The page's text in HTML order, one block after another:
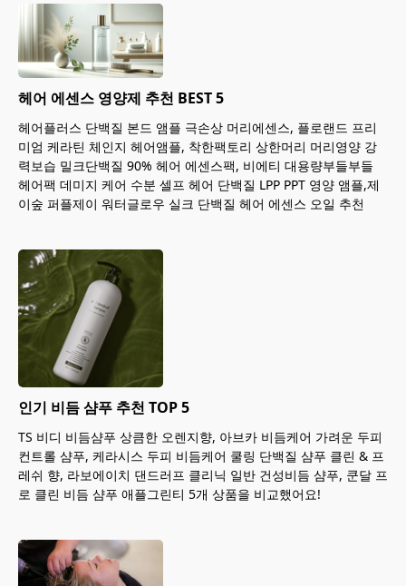
헤어 에센스 영양제 추천 BEST 5
헤어플러스 단백질 본드 앰플 극손상 머리에센스, 플로랜드 프리
미엄 케라틴 체인지 헤어앰플, 착한팩토리 상한머리 머리영양 강
력보습 밀크단백질 90% 헤어 에센스팩, 비에티 대용량부들부들
헤어팩 데미지 케어 수분 셀프 헤어 단백질 LPP PPT 영양 앰플,제
이숲 퍼플제이 워터글로우 실크 단백질 헤어 에센스 오일 추천
인기 비듬 샴푸 추천 TOP 5
TS 비디 비듬샴푸 상큼한 오렌지향, 아브카 비듬케어 가려운 두피
컨트롤 샴푸, 케라시스 두피 비듬케어 쿨링 단백질 샴푸 클린 & 프
레쉬 향, 라보에이치 댄드러프 클리닉 일반 건성비듬 샴푸, 쿤달 프
로 클린 비듬 샴푸 애플그린티 5개 상품을 비교했어요!